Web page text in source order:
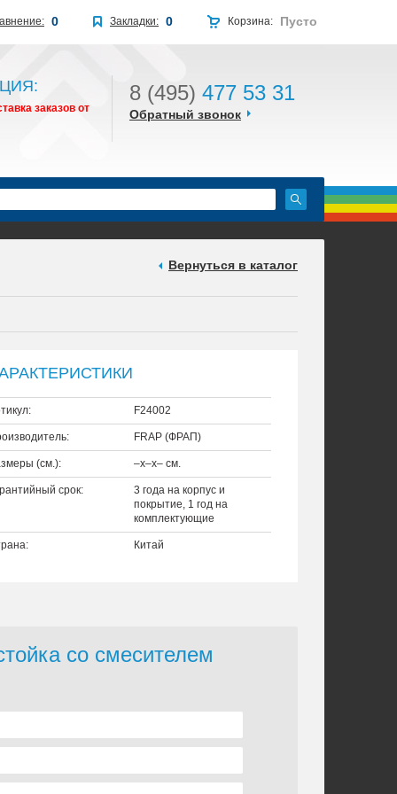
заказов от
8 (495) 477 53 31
Обратный звонок
Вернуться в каталог
F24002
FRAP (ФРАП)
(см.): –x–x– см.
срок:
3 года на корпус и
покрытие, 1 год на
комплектующие
Китай
со смесителем
Корзина: Пусто
Закладки: 0
0